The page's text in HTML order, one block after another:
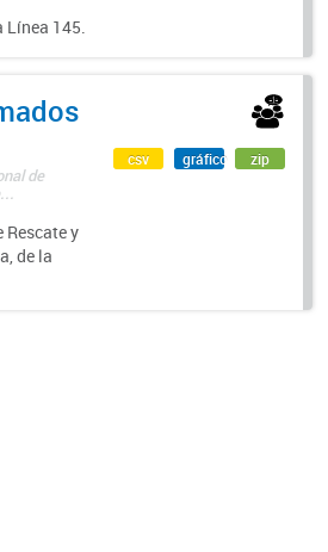
145.
de
y
de la
csv gráfico zip